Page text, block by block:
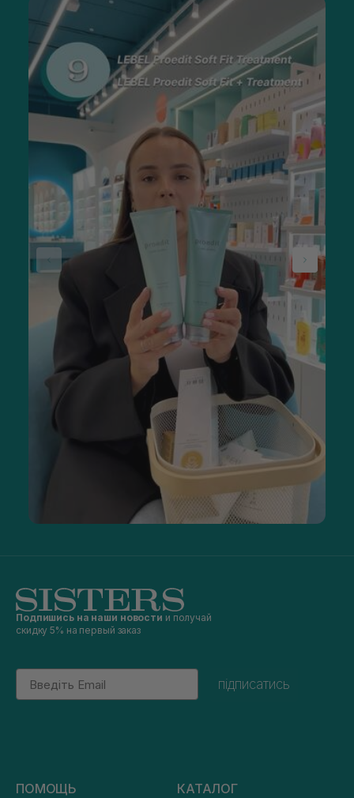
Подпишись на наши новости и получай
скидку 5% на первый заказ
Email
підписатись
ПОМОЩЬ КАТАЛОГ